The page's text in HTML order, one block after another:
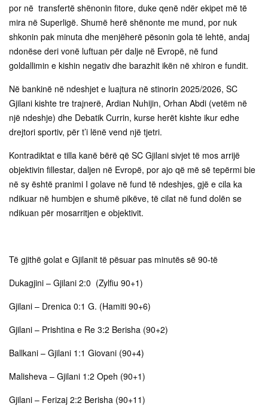
por në transfertë shënonin fitore, duke qenë ndër ekipet më të
mira në Superligë. Shumë herë shënonte me mund, por nuk
shkonin pak minuta dhe menjëherë pësonin gola të lehtë, andaj
ndonëse deri vonë luftuan për dalje në Evropë, në fund
goldallimin e kishin negativ dhe barazhit ikën në xhiron e fundit.
Në bankinë në ndeshjet e luajtura në stinorin 2025/2026, SC
Gjilani kishte tre trajnerë, Ardian Nuhijin, Orhan Abdi (vetëm në
një ndeshje) dhe Debatik Currin, kurse herët kishte ikur edhe
drejtori sportiv, për t’i lënë vend një tjetri.
Kontradiktat e tilla kanë bërë që SC Gjilani sivjet të mos arrijë
objektivin fillestar, daljen në Evropë, por ajo që më së tepërmi bie
në sy është pranimi I golave në fund të ndeshjes, gjë e cila ka
ndikuar në humbjen e shumë pikëve, të cilat në fund dolën se
ndikuan për mosarritjen e objektivit.
Të gjithë golat e Gjilanit të pësuar pas minutës së 90-të
Dukagjini – Gjilani 2:0 (Zylfiu 90+1)
Gjilani – Drenica 0:1 G. (Hamiti 90+6)
Gjilani – Prishtina e Re 3:2 Berisha (90+2)
Ballkani – Gjilani 1:1 Giovani (90+4)
Malisheva – Gjilani 1:2 Opeh (90+1)
Gjilani – Ferizaj 2:2 Berisha (90+11)